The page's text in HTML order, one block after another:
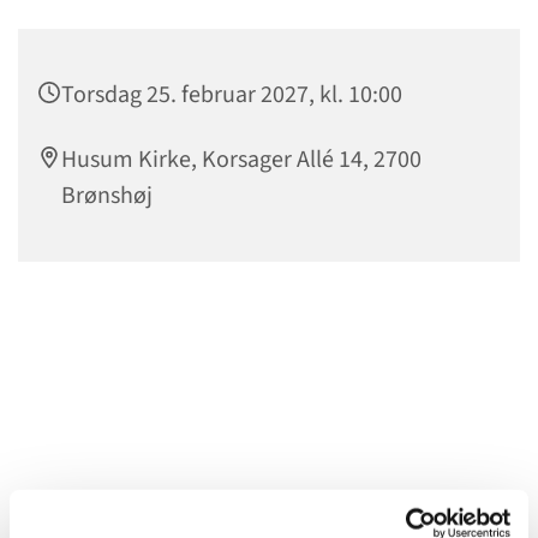
Torsdag 25. februar 2027, kl. 10:00
Husum Kirke, Korsager Allé 14, 2700
Brønshøj